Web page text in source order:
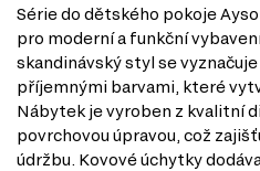
Série do dětského pokoje
pro moderní a funkční
skandinávský styl se
příjemnými barvami, které
Nábytek je vyroben z kvalitní
povrchovou úpravou, což
údržbu. Kovové úchytky